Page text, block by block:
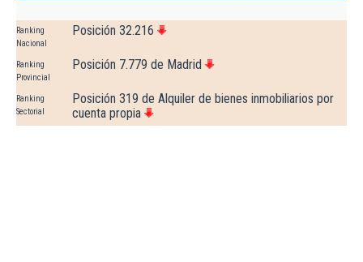
Ranking
Nacional
Posición 32.216
Ranking
Provincial
Posición 7.779 de Madrid
Ranking
Sectorial
Posición 319 de Alquiler de bienes inmobiliarios por
cuenta propia